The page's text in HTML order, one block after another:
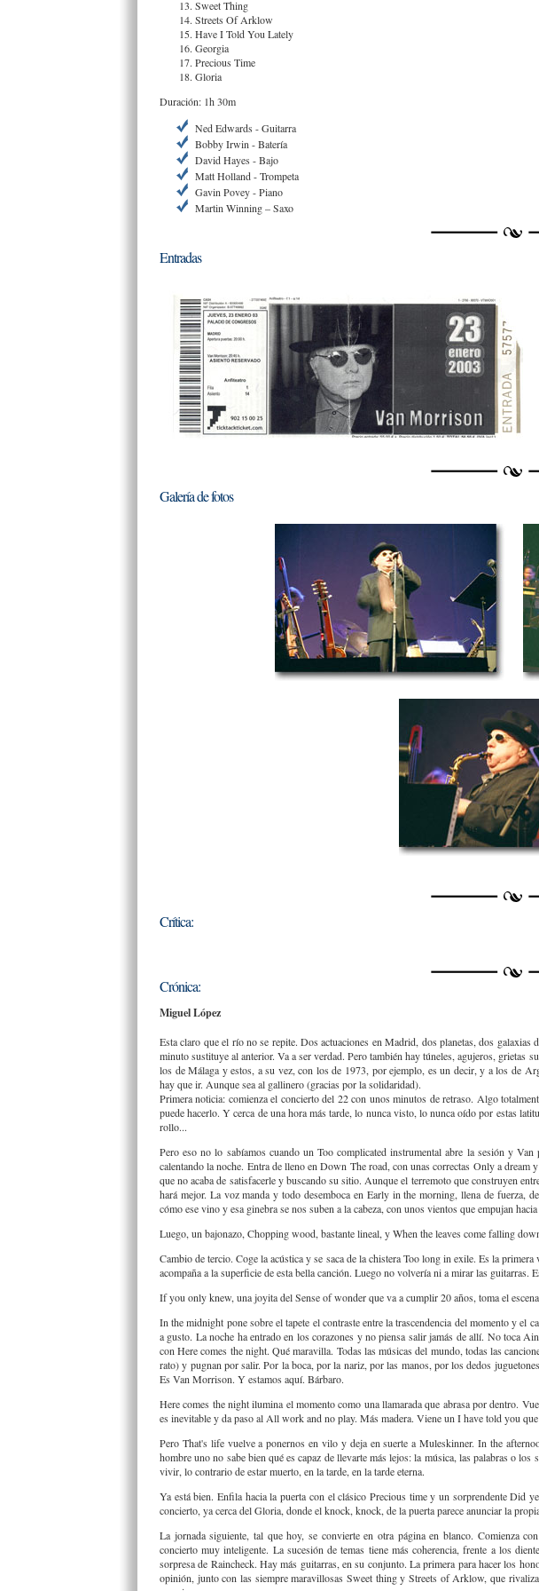
Sweet Thing
Streets Of Arklow
Have I Told You Lately
Georgia
Precious Time
Gloria
Duración: 1h 30m
Ned Edwards - Guitarra
Bobby Irwin - Batería
David Hayes - Bajo
Matt Holland - Trompeta
Gavin Povey - Piano
Martin Winning – Saxo
Entradas
Galería de fotos
Crítica:
Crónica:
Miguel López
Esta claro que el río no se repite. Dos actuaciones en Madrid, dos planetas, dos
minuto sustituye al anterior. Va a ser verdad. Pero también hay túneles, agujeros, grietas
los de Málaga y estos, a su vez, con los de 1973, por ejemplo, es un decir, y a los de
hay que ir. Aunque sea al gallinero (gracias por la solidaridad).
Primera noticia: comienza el concierto del 22 con unos minutos de retraso. Algo
puede hacerlo. Y cerca de una hora más tarde, lo nunca visto, lo nunca oído por estas
rollo...
Pero eso no lo sabíamos cuando un Too complicated instrumental abre la sesión y
calentando la noche. Entra de lleno en Down The road, con unas correctas Only a dream
que no acaba de satisfacerle y buscando su sitio. Aunque el terremoto que construyen
hará mejor. La voz manda y todo desemboca en Early in the morning, llena de fuerza,
cómo ese vino y esa ginebra se nos suben a la cabeza, con unos vientos que empujan
Luego, un bajonazo, Chopping wood, bastante lineal, y When the leaves come falling
Cambio de tercio. Coge la acústica y se saca de la chistera Too long in exile. Es la
acompaña a la superficie de esta bella canción. Luego no volvería ni a mirar las guitarras.
If you only knew, una joyita del Sense of wonder que va a cumplir 20 años, toma el
In the midnight pone sobre el tapete el contraste entre la trascendencia del momento y el
a gusto. La noche ha entrado en los corazones y no piensa salir jamás de allí. No toca
con Here comes the night. Qué maravilla. Todas las músicas del mundo, todas las
rato) y pugnan por salir. Por la boca, por la nariz, por las manos, por los dedos
Es Van Morrison. Y estamos aquí. Bárbaro.
Here comes the night ilumina el momento como una llamarada que abrasa por dentro.
es inevitable y da paso al All work and no play. Más madera. Viene un I have told you
Pero That's life vuelve a ponernos en vilo y deja en suerte a Muleskinner. In the
hombre uno no sabe bien qué es capaz de llevarte más lejos: la música, las palabras o
vivir, lo contrario de estar muerto, en la tarde, en la tarde eterna.
Ya está bien. Enfila hacia la puerta con el clásico Precious time y un sorprendente Did
concierto, ya cerca del Gloria, donde el knock, knock, de la puerta parece anunciar la
La jornada siguiente, tal que hoy, se convierte en otra página en blanco. Comienza
concierto muy inteligente. La sucesión de temas tiene más coherencia, frente a los
sorpresa de Raincheck. Hay más guitarras, en su conjunto. La primera para hacer los
opinión, junto con las siempre maravillosas Sweet thing y Streets of Arklow, que